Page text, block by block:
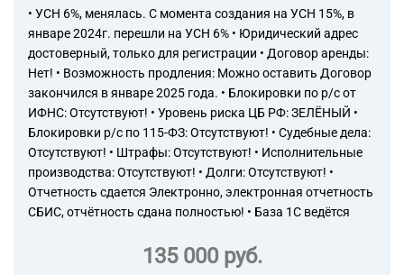
продовольственных товаров
в неспециализированных
магазинах
47.21 Торговля розничная
фруктами и овощами в
специализированных
магазинах
47.21.2 Торговля розничная
консервированными
фруктами и овощами и
орехами в
специализированных
мясом и мясными продуктами
• УСН 6%, менялась. С момента создания на УСН 15%, в
январе 2024г. перешли на УСН 6% • Юридический адрес
достоверный, только для регистрации • Договор аренды:
Нет! • Возможность продления: Можно оставить Договор
закончился в январе 2025 года. • Блокировки по р/с от
ИФНС: Отсутствуют! • Уровень риска ЦБ РФ: ЗЕЛЁНЫЙ •
Блокировки р/с по 115-ФЗ: Отсутствуют! • Судебные дела:
Отсутствуют! • Штрафы: Отсутствуют! • Исполнительные
производства: Отсутствуют! • Долги: Отсутствуют! •
Отчетность сдается Электронно, электронная отчетность
СБИС, отчётность сдана полностью! • База 1С ведётся
135 000 руб.